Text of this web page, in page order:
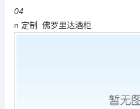
04
n 定制 佛罗里达酒柜